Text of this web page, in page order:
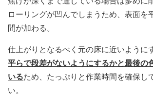
ローリングが凹んでしまうため、表面を
間が加わる。
仕上がりとなるべく元の床に近いように
平らで段差がないようにするかと最後の
いるため、たっぷりと作業時間を確保し
い。